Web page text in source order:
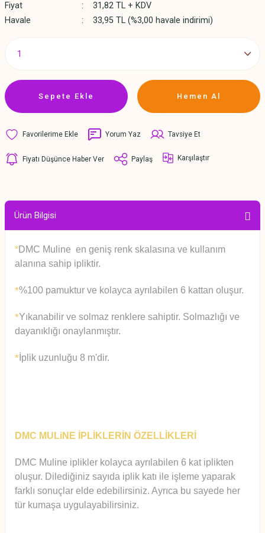
Fiyat
31,82 TL + KDV
Havale
33,95 TL (%3,00 havale indirimi)
Sepete Ekle Hemen Al
Yorum Yaz Tavsiye Et
Fiyatı Düşünce Haber Ver Paylaş Karşılaştır
Ürün Bilgisi
*DMC Muline en geniş renk skalasına ve kullanım
alanına sahip ipliktir.
*%100 pamuktur ve kolayca ayrılabilen 6 kattan oluşur.
*Yıkanabilir ve solmaz renklere sahiptir. Solmazlığı ve
dayanıklığı onaylanmıştır.
* İplik uzunluğu 8 m'dir.
DMC MULiNE İPLİKLERİN ÖZELLİKLERİ
DMC Muline iplikler kolayca ayrılabilen 6 kat iplikten
oluşur. Dilediğiniz sayıda iplik katı ile işleme yaparak
farklı sonuçlar elde edebilirsiniz. Ayrıca bu sayede her
tür kumaşa uygulayabilirsiniz.